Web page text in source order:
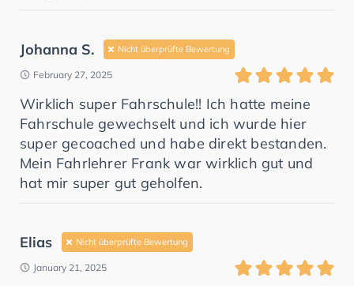
Johanna S. Nicht überprüfte Bewertung
February 27, 2025
Wirklich super Fahrschule!! Ich hatte meine
Fahrschule gewechselt und ich wurde hier
super gecoached und habe direkt bestanden.
Mein Fahrlehrer Frank war wirklich gut und
hat mir super gut geholfen.
Elias Nicht überprüfte Bewertung
January 21, 2025